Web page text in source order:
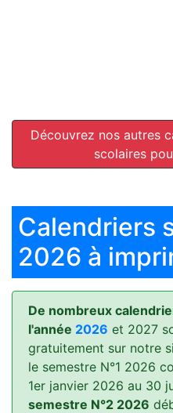
Découvrez nos autres
scolaires
Calendriers
2026 à
De nombreux
l'année 2026 et 2027
gratuitement sur notre
le semestre N°1 2026
1er janvier 2026 au 30
semestre N°2 2026